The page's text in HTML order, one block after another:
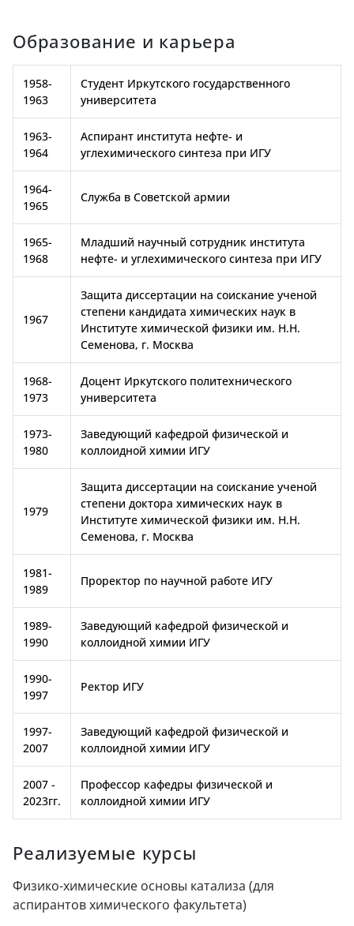
Образование и карьера
1958-
1963
Студент Иркутского государственного
университета
1963-
1964
Аспирант института нефте- и
углехимического синтеза при ИГУ
1964-
1965
Служба в Советской армии
1965-
1968
Младший научный сотрудник института
нефте- и углехимического синтеза при ИГУ
1967
Защита диссертации на соискание ученой
степени кандидата химических наук в
Институте химической физики им. Н.Н.
Семенова, г. Москва
1968-
1973
Доцент Иркутского политехнического
университета
1973-
1980
Заведующий кафедрой физической и
коллоидной химии ИГУ
1979
Защита диссертации на соискание ученой
степени доктора химических наук в
Институте химической физики им. Н.Н.
Семенова, г. Москва
1981-
1989
Проректор по научной работе ИГУ
1989-
1990
Заведующий кафедрой физической и
коллоидной химии ИГУ
1990-
1997
Ректор ИГУ
1997-
2007
Заведующий кафедрой физической и
коллоидной химии ИГУ
2007 -
2023гг.
Профессор кафедры физической и
коллоидной химии ИГУ
Реализуемые курсы
Физико-химические основы катализа (для
аспирантов химического факультета)